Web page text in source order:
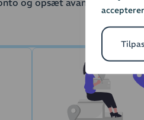
Tilpas
og opsæt avancerede